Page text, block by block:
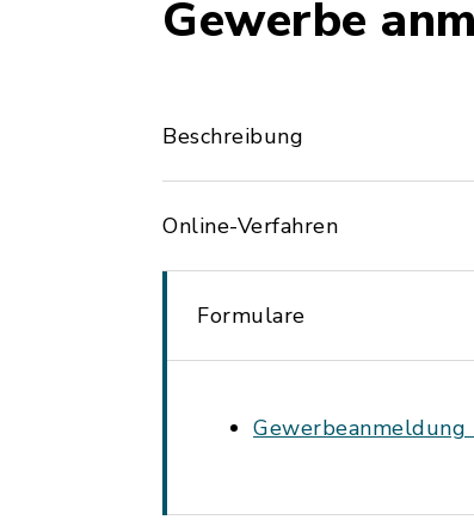
Gewerbe
Beschreibung
Online-Verfahren
Formulare
Gewerbeanmeldung